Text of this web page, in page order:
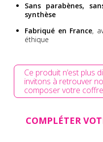
Sans parabènes,
synthèse
Fabriqué en France,
éthique
Ce produit n’est plus
invitons à retrouver
composer votre
COMPLÉTER